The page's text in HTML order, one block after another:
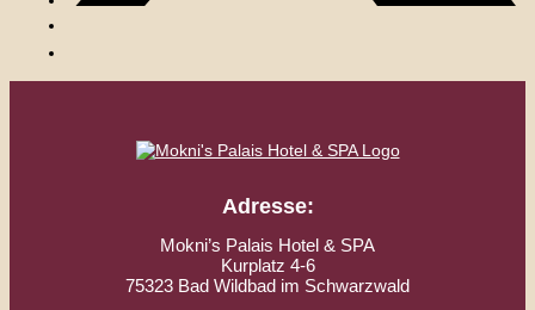
Adresse:
Mokni’s Palais Hotel & SPA
Kurplatz 4-6
75323 Bad Wildbad im Schwarzwald